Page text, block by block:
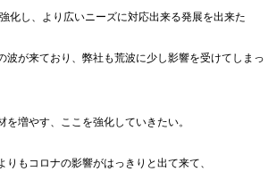
化し、より広いニーズに対応出来る発展を出来た
が来ており、弊社も荒波に少し影響を受けてしまっ
増やす、ここを強化していきたい。
もコロナの影響がはっきりと出て来て、